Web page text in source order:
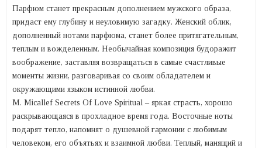
Парфюм станет прекрасным дополнением мужского образа,
придаст ему глубину и неуловимую загадку. Женский облик,
дополненный нотами парфюма, станет более притягательным,
теплым и вожделенным. Необычайная композиция будоражит
воображение, заставляя возвращаться в самые счастливые
моменты жизни, разговаривая со своим обладателем и
окружающими языком истинной любви.
M. Micallef Secrets Of Love Spiritual – яркая страсть, хорошо
раскрывающаяся в прохладное время года. Восточные ноты
подарят тепло, напомнят о душевной гармонии с любимым
человеком, его объятьях и взаимной любви. Теплый, манящий и